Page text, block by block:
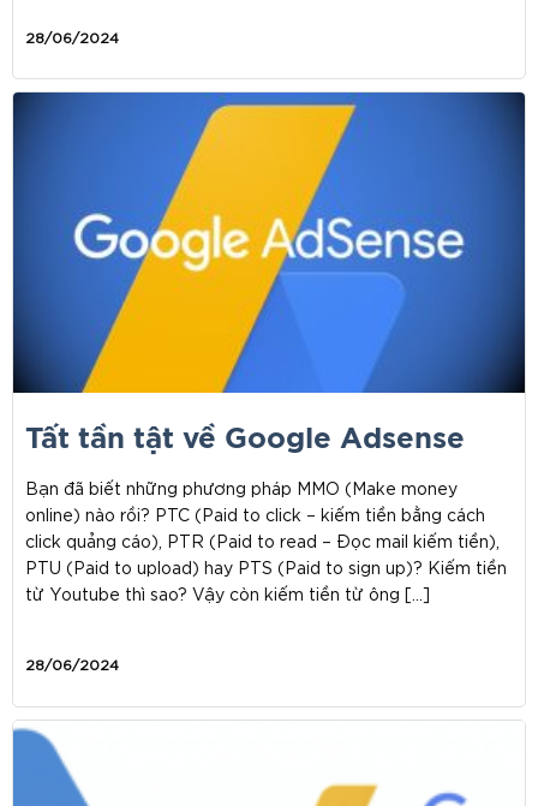
28/06/2024
Tất tần tật về Google Adsense
Bạn đã biết những phương pháp MMO (Make money
online) nào rồi? PTC (Paid to click – kiếm tiền bằng cách
click quảng cáo), PTR (Paid to read – Đọc mail kiếm tiền),
PTU (Paid to upload) hay PTS (Paid to sign up)? Kiếm tiền
từ Youtube thì sao? Vậy còn kiếm tiền từ ông […]
28/06/2024